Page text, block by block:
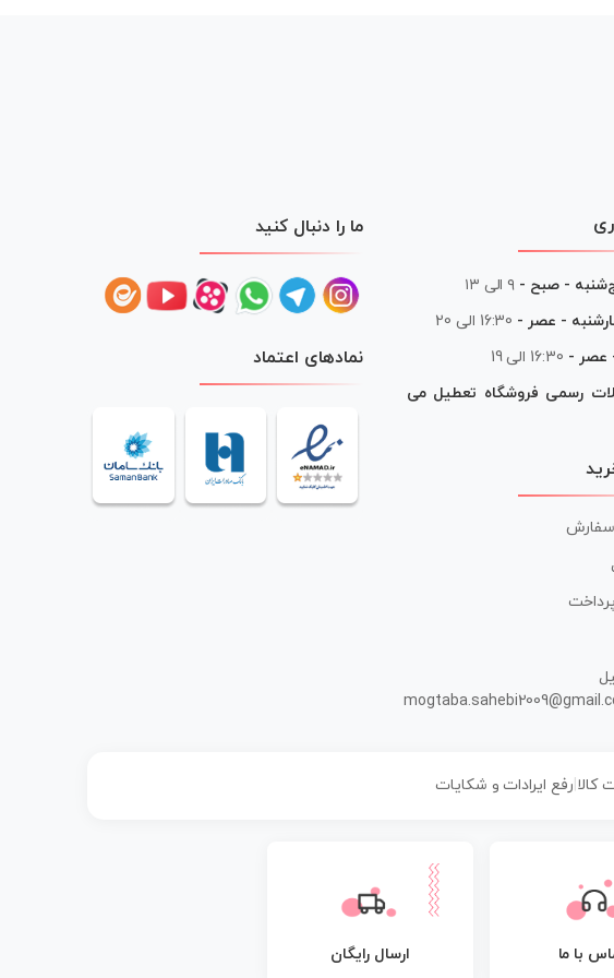
- صبح - ۹ الی ۱۳
- عصر - 16:30 الی 20
عصر - 16:30 الی 19
رسمی فروشگاه تعطیل می
ما را دنبال کنید
نمادهای اعتماد
رفع ایرادات و شکایات
با ما ارسال رایگان